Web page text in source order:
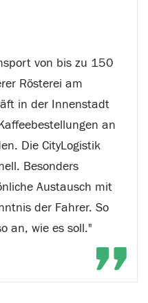
von bis zu 150
Rösterei am
in der Innenstadt
an
Die CityLogistik
Besonders
Austausch mit
der Fahrer. So
an, wie es soll."